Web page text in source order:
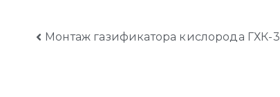
Навигация
Монтаж газификатора кислорода ГХК-3